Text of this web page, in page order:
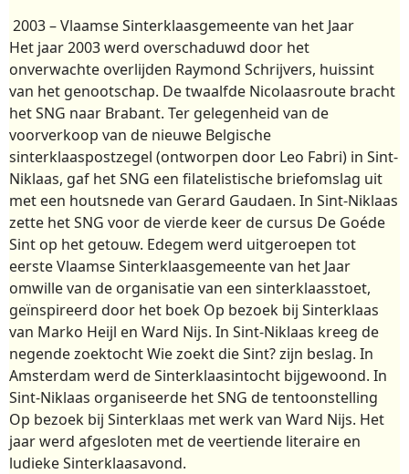
2003 – Vlaamse Sinterklaasgemeente van het Jaar
Het jaar 2003 werd overschaduwd door het
onverwachte overlijden Raymond Schrijvers, huissint
van het genootschap. De twaalfde Nicolaasroute bracht
het SNG naar Brabant. Ter gelegenheid van de
voorverkoop van de nieuwe Belgische
sinterklaaspostzegel (ontworpen door Leo Fabri) in Sint-
Niklaas, gaf het SNG een filatelistische briefomslag uit
met een houtsnede van Gerard Gaudaen. In Sint-Niklaas
zette het SNG voor de vierde keer de cursus De Goéde
Sint op het getouw. Edegem werd uitgeroepen tot
eerste Vlaamse Sinterklaasgemeente van het Jaar
omwille van de organisatie van een sinterklaasstoet,
geïnspireerd door het boek Op bezoek bij Sinterklaas
van Marko Heijl en Ward Nijs. In Sint-Niklaas kreeg de
negende zoektocht Wie zoekt die Sint? zijn beslag. In
Amsterdam werd de Sinterklaasintocht bijgewoond. In
Sint-Niklaas organiseerde het SNG de tentoonstelling
Op bezoek bij Sinterklaas met werk van Ward Nijs. Het
jaar werd afgesloten met de veertiende literaire en
ludieke Sinterklaasavond.